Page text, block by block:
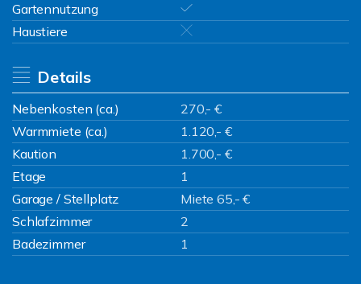
Gartennutzung
Haustiere
Details
Nebenkosten (ca.)
270,- €
Warmmiete (ca.)
1.120,- €
Kaution
1.700,- €
Etage
1
Garage / Stellplatz
Miete 65,- €
Schlafzimmer
2
Badezimmer
1